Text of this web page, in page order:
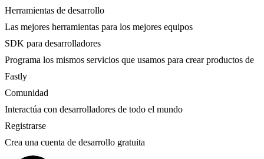
Herramientas de desarrollo
Las mejores herramientas para los mejores equipos
SDK para desarrolladores
Programa los mismos servicios que usamos para crear productos de
Fastly
Comunidad
Interactúa con desarrolladores de todo el mundo
Registrarse
Crea una cuenta de desarrollo gratuita